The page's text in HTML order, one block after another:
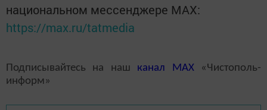
национальном мессенджере MАХ:
https://max.ru/tatmedia
Подписывайтесь на наш канал MAX«Чистополь-
информ»